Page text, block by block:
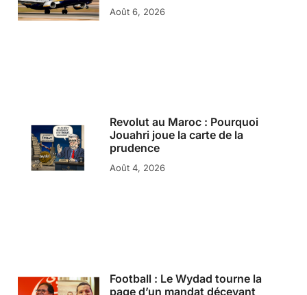
Août 6, 2026
Revolut au Maroc : Pourquoi
Jouahri joue la carte de la
prudence
Août 4, 2026
Football : Le Wydad tourne la
page d’un mandat décevant